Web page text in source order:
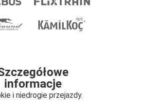
informacje
i niedrogie przejazdy.